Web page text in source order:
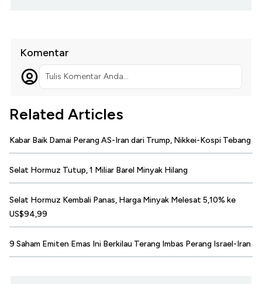
Komentar
Tulis Komentar Anda...
Related Articles
Kabar Baik Damai Perang AS-Iran dari Trump, Nikkei-Kospi Tebang
Selat Hormuz Tutup, 1 Miliar Barel Minyak Hilang
Selat Hormuz Kembali Panas, Harga Minyak Melesat 5,10% ke
US$94,99
9 Saham Emiten Emas Ini Berkilau Terang Imbas Perang Israel-Iran